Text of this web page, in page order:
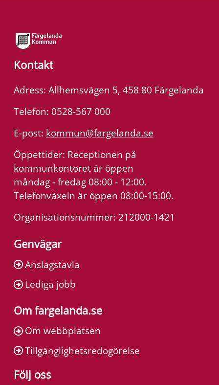
Kontakt
Adress: Allhemsvägen 5, 458 80 Färgelanda
Telefon: 0528-567 000
E-post: kommun@fargelanda.se
Öppettider: Receptionen på
kommunkontoret är öppen
måndag - fredag 08:00 - 12:00.
Telefonväxeln är öppen 08:00-15:00.
Organisationsnummer: 212000-1421
Genvägar
Anslagstavla
Lediga jobb
Om fargelanda.se
Om webbplatsen
Tillgänglighetsredogörelse
Följ oss